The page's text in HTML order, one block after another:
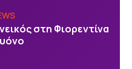
στη Φιορεντίνα